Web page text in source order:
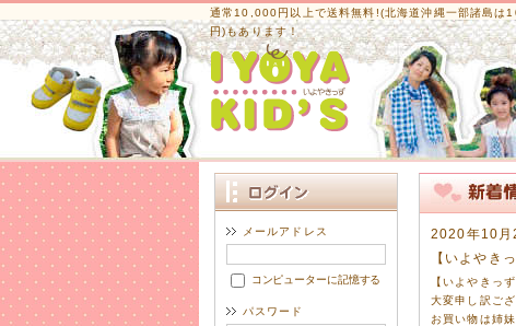
通常10,000円以上で送料無料!(北海道沖縄一部諸島は
円)もあります！
メールアドレス
コンピューターに記憶する
パスワード
2020年10月
【いよやき
【いよやきっ
大変申し訳ご
お買い物は姉